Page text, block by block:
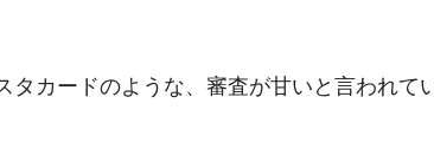
タカードのような、審査が甘いと言われて